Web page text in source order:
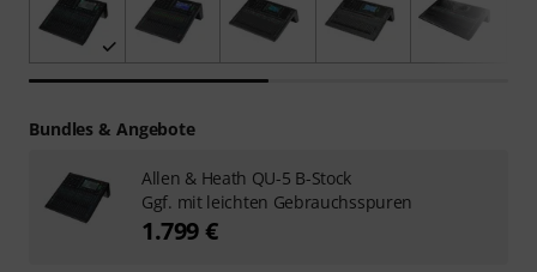
Bundles & Angebote
Allen & Heath QU-5 B-Stock
Ggf. mit leichten Gebrauchsspuren
1.799 €